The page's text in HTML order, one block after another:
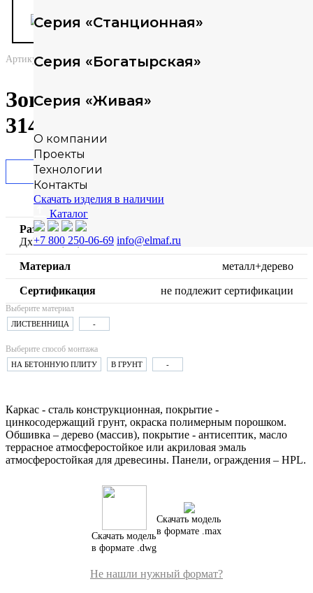
Серия «Станционная»
Серия «Богатырская»
Серия «Живая»
О компании
Проекты
Технологии
Контакты
Скачать изделия в наличии
Каталог
+7 800 250-06-69 info@elmaf.ru
Артикул: 314832
Зона для коворкинга ELMAF
314832
Гарантия
Размеры
ДхШхВ (мм)
Материал металл+дерево
Сертификация не подлежит сертификации
Выберите материал
ЛИСТВЕННИЦА -
Выберите способ монтажа
НА БЕТОННУЮ ПЛИТУ В ГРУНТ -
Каркас - сталь конструкционная, покрытие -
цинкосодержащий грунт, окраска полимерным порошком.
Обшивка – дерево (массив), покрытие - антисептик, масло
террасное атмосферостойкое или акриловая эмаль
атмосферостойкая для древесины. Панели, ограждения – HPL.
Скачать модель
в формате .dwg
Скачать модель
в формате .max
Не нашли нужный формат?